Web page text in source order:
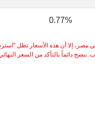
0.77%
مصر، إلا أن هذه الأسعار تظل
دائماً بالتأكد من السعر